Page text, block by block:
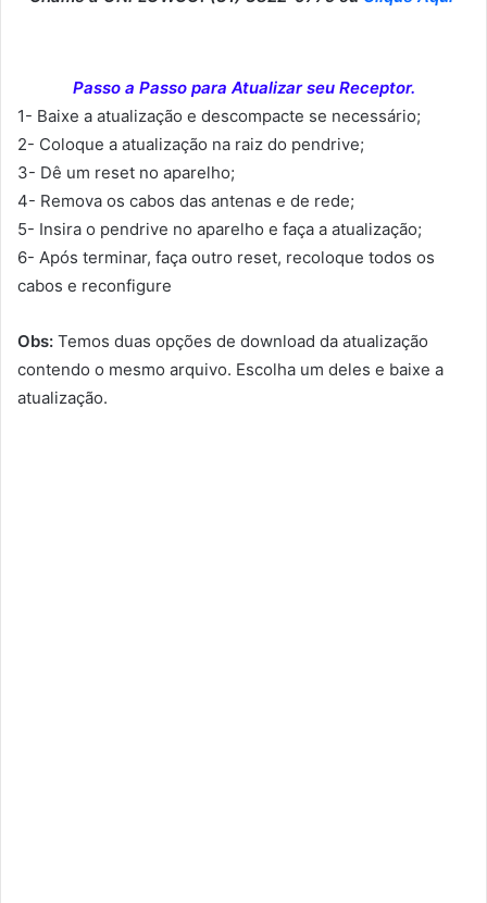
Passo a Passo para Atualizar seu Receptor.
1- Baixe a atualização e descompacte se necessário;
2- Coloque a atualização na raiz do pendrive;
3- Dê um reset no aparelho;
4- Remova os cabos das antenas e de rede;
5- Insira o pendrive no aparelho e faça a atualização;
6- Após terminar, faça outro reset, recoloque todos os
cabos e reconfigure
Obs: Temos duas opções de download da atualização
contendo o mesmo arquivo. Escolha um deles e baixe a
atualização.